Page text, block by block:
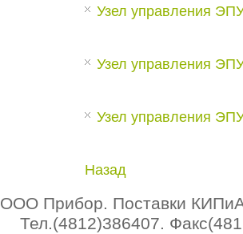
Узел управления
Узел управления
Узел управления
Назад
ООО Прибор. Поставки КИПиА
Тел.(4812)386407.